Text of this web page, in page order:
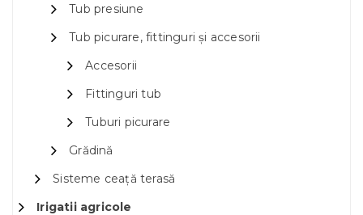
Tub presiune
Tub picurare, fittinguri și accesorii
Accesorii
Fittinguri tub
Tuburi picurare
Grădină
Sisteme ceață terasă
Irigatii agricole